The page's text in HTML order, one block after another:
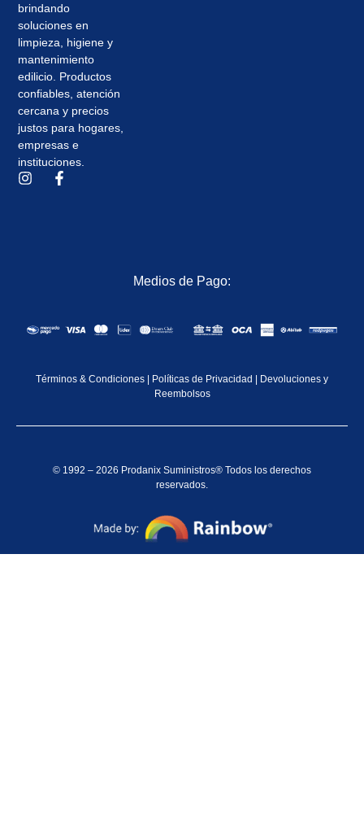
brindando
soluciones en
limpieza, higiene y
mantenimiento
edilicio. Productos
confiables, atención
cercana y precios
justos para hogares,
empresas e
instituciones.
Medios de Pago:
Términos & Condiciones Políticas de Privacidad
Devoluciones y
Reembolsos
© 1992 – 2026 Prodanix Suministros® Todos los derechos
reservados.